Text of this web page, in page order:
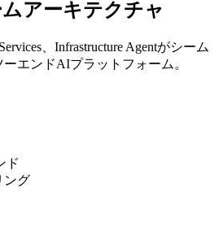
アーキテクチャ
、Infrastructure Agentがシーム
エンドAIプラットフォーム。
ド
ング